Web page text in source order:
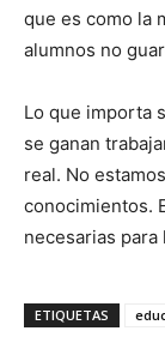
que es como la
alumnos no
Lo que importa
se ganan
real. No
conocimientos.
necesarias
ETIQUETAS